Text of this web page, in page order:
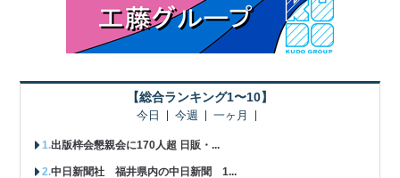
【総合ランキング1〜10】
今日 今週 一ヶ月
出版梓会懇親会に170人超 日販・...
中日新聞社 福井県内の中日新聞 1...